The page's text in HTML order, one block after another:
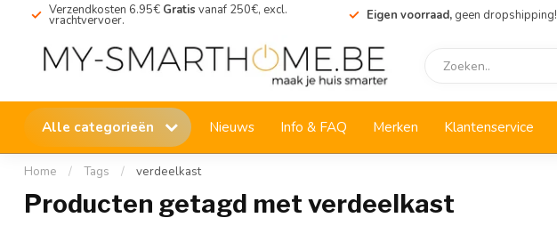
Verzendkosten 6.95€ Gratis vanaf 250€, excl.
vrachtvervoer. Eigen voorraad, geen dropshipping!
Alle categorieën Nieuws Info & FAQ Merken Klantenservice
Home / Tags / verdeelkast
Producten getagd met verdeelkast